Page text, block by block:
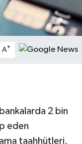
A+
bankalarda 2 bin
eden
taahhütleri,